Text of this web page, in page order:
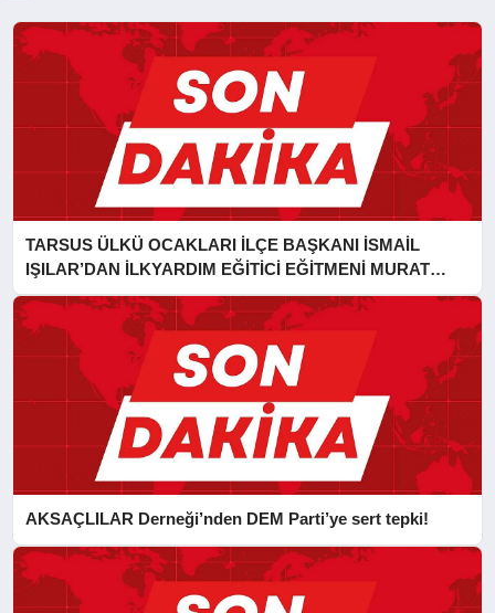
TARSUS ÜLKÜ OCAKLARI İLÇE BAŞKANI İSMAİL
IŞILAR’DAN İLKYARDIM EĞİTİCİ EĞİTMENİ MURAT
CAN FİDAN’A ZİYARET
AKSAÇLILAR Derneği’nden DEM Parti’ye sert tepki!